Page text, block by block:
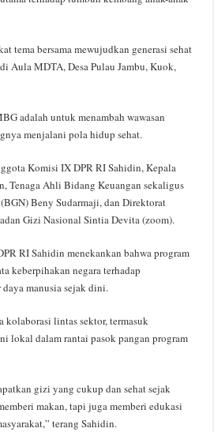
tema bersama mewujudkan generasi sehat
Aula MDTA, Desa Pulau Jambu, Kuok,
adalah untuk menambah wawasan
menjalani pola hidup sehat.
Komisi IX DPR RI Sahidin, Kepala
Tenaga Ahli Bidang Keuangan sekaligus
Beny Sudarmaji, dan Direktorat
Gizi Nasional Sintia Devita (zoom).
RI Sahidin menekankan bahwa program
keberpihakan negara terhadap
manusia sejak dini.
lintas sektor, termasuk
lokal dalam rantai pasok pangan program
gizi yang cukup dan sehat sejak
makan, tapi juga memberi edukasi
terang Sahidin.